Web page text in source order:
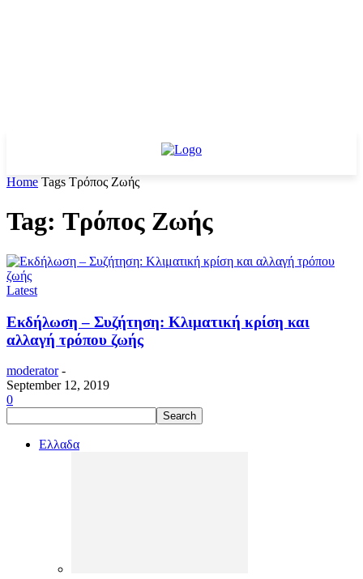
Home Tags Τρόπος Ζωής
Tag: Τρόπος Ζωής
Latest
Εκδήλωση – Συζήτηση: Κλιματική κρίση και
αλλαγή τρόπου ζωής
moderator -
September 12, 2019
0
Ελλαδα